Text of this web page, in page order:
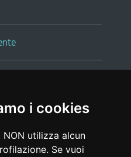
i cookies
NON utilizza alcun
Se vuoi
|glossario